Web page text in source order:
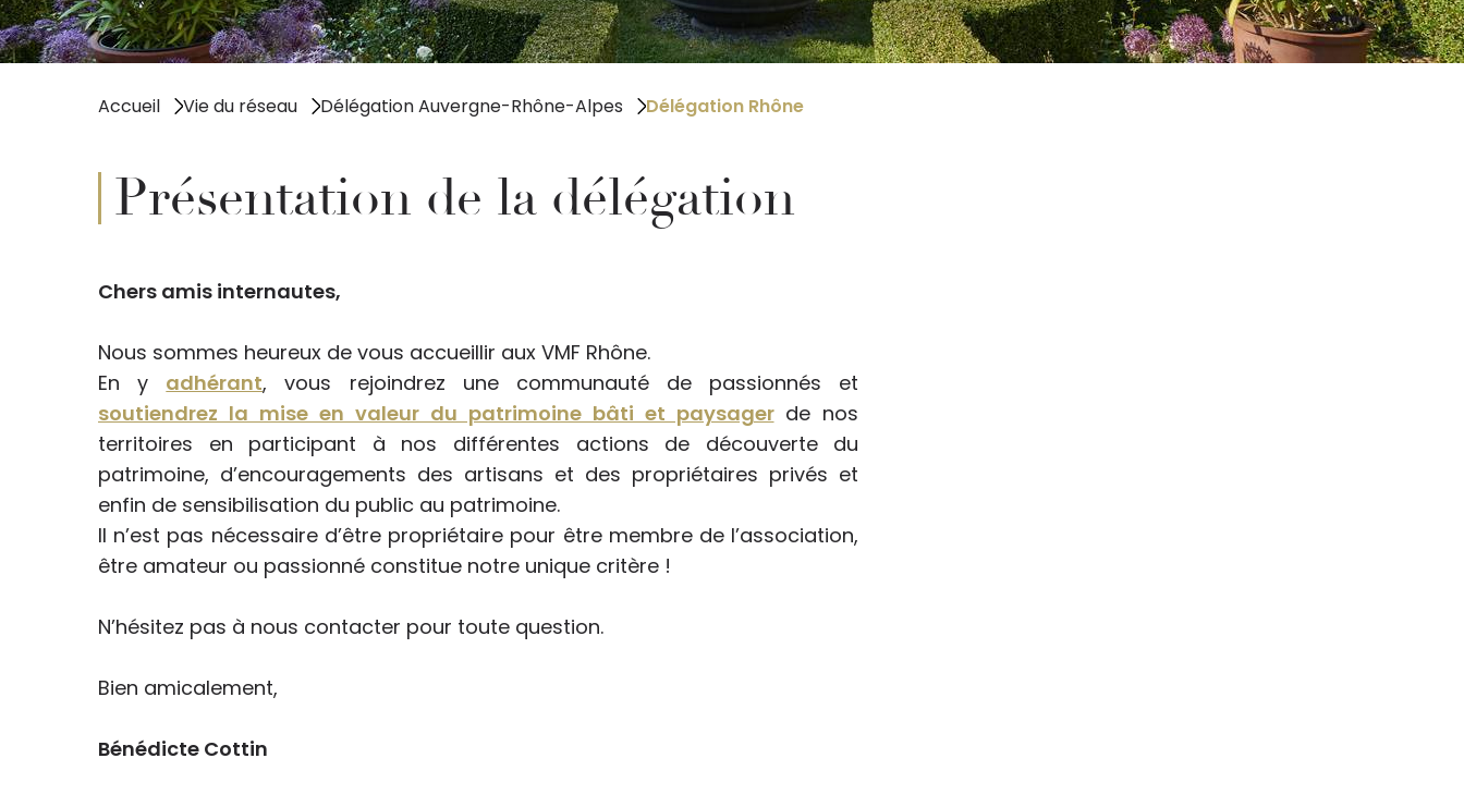
Accueil Vie du réseau Délégation Auvergne-Rhône-Alpes Délégation Rhône
Présentation de la délégation
Chers amis internautes,
Nous sommes heureux de vous accueillir aux VMF Rhône.
En y adhérant, vous rejoindrez une communauté de passionnés et
soutiendrez la mise en valeur du patrimoine bâti et paysagerde nos
territoires en participant à nos différentes actions de découverte du
patrimoine, d’encouragements des artisans et des propriétaires privés et
enfin de sensibilisation du public au patrimoine.
Il n’est pas nécessaire d’être propriétaire pour être membre de l’association,
être amateur ou passionné constitue notre unique critère !
N’hésitez pas à nous contacter pour toute question.
Bien amicalement,
Bénédicte Cottin